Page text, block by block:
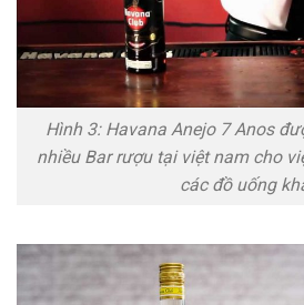
Hình 3: Havana Anejo 7 Anos
nhiều Bar rượu tại việt nam cho
các đồ uống